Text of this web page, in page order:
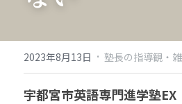
2023年8月13日 · 塾長の指導観・
宇都宮市英語専門進学塾